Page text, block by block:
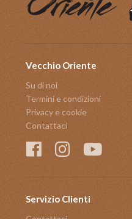
Vecchio Oriente
Su di noi
Termini e condizioni
Privacy e cookie
Contattaci
Servizio Clienti